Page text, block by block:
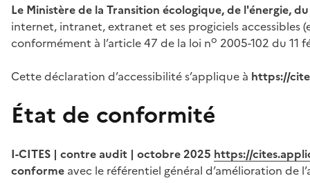
Le Ministère de la Transition écologique, de l'énergie,
internet, intranet, extranet et ses progiciels
conformément à l’article 47 de la loi no 2005-102 du 11
Cette déclaration d’accessibilité s’applique à https://
État de conformité
I-CITES | contre audit | octobre 2025 https://
conforme avec le référentiel général d’amélioration de